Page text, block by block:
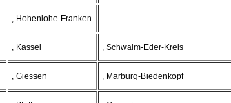
, Hohenlohe-Franken
, Kassel , Schwalm-Eder-Kreis
, Giessen , Marburg-Biedenkopf